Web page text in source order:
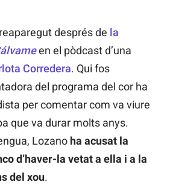
després de la
en el pòdcast d’una
Corredera. Qui fos
del programa del cor ha
per comentar com va viure
que va durar molts anys.
Lozano ha acusat la
d’haver-la vetat a ella i a la
del xou.